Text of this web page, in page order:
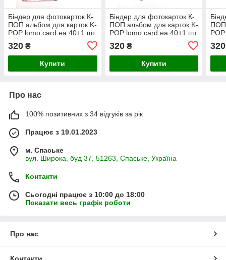
Біндер для фотокарток К-
ПОП альбом для карток K-
POP lomo card на 40+1 шт
320 ₴
Купити
Біндер для фотокарток К-
ПОП альбом для карток K-
POP lomo card на 40+1 шт
320₴
Купити
ПОП
320
Про нас
100% позитивних з 34 відгуків за рік
Працює з 19.01.2023
м. Спаське
вул. Широка, буд 37, 51263, Спаське, Україна
Контакти
Сьогодні працює з 10:00 до 18:00
Показати весь графік роботи
Про нас
Контакти